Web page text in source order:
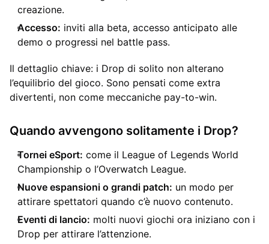
creazione.
Accesso: inviti alla beta, accesso anticipato alle
demo o progressi nel battle pass.
Il dettaglio chiave: i Drop di solito non alterano
l’equilibrio del gioco. Sono pensati come extra
divertenti, non come meccaniche pay-to-win.
Quando avvengono solitamente i Drop?
Tornei eSport: come il League of Legends World
Championship o l’Overwatch League.
Nuove espansioni o grandi patch: un modo per
attirare spettatori quando c’è nuovo contenuto.
Eventi di lancio: molti nuovi giochi ora iniziano con i
Drop per attirare l’attenzione.